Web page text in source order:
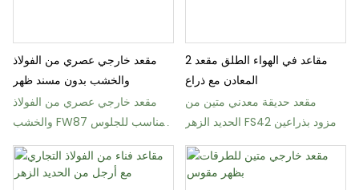
مقعد خارجي عصري من الفولاذ
والخشب بدون مسند ظهر
مقعد خارجي عصري من الفولاذ
والخشب FW87 مناسب للجلوس
في الحديقة والفناء
2 مقاعد في الهواء الطلق مقعد
المعادن مع ذراع
مقعد حديقة معدني متين من
الحديد الزهر FS42 مزود بذراعين